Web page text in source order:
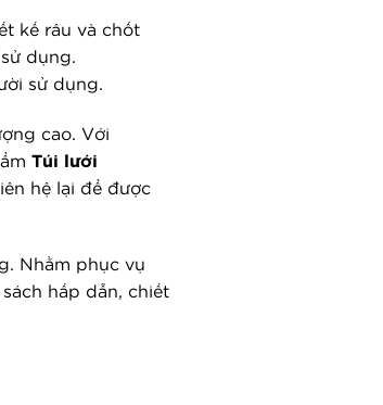
kế râu và chốt
dụng.
sử dụng.
cao. Với
Túi lưới
hệ lại để được
Nhằm phục vụ
hấp dẫn, chiết